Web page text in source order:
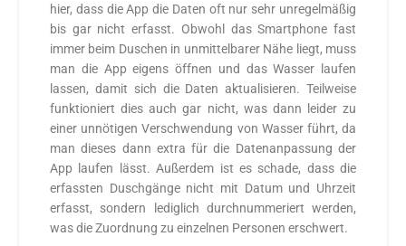
hier, dass die App die Daten oft nur sehr unregelmäßig
bis gar nicht erfasst. Obwohl das Smartphone fast
immer beim Duschen in unmittelbarer Nähe liegt, muss
man die App eigens öffnen und das Wasser laufen
lassen, damit sich die Daten aktualisieren. Teilweise
funktioniert dies auch gar nicht, was dann leider zu
einer unnötigen Verschwendung von Wasser führt, da
man dieses dann extra für die Datenanpassung der
App laufen lässt. Außerdem ist es schade, dass die
erfassten Duschgänge nicht mit Datum und Uhrzeit
erfasst, sondern lediglich durchnummeriert werden,
was die Zuordnung zu einzelnen Personen erschwert.